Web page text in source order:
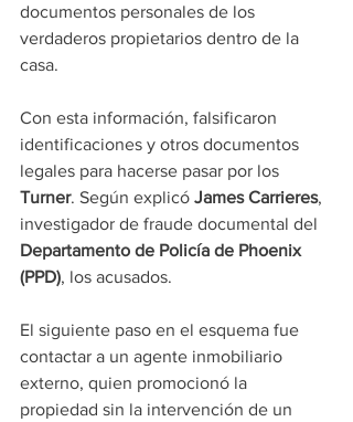
documentos personales de los
verdaderos propietarios dentro de la
casa.
Con esta información, falsificaron
identificaciones y otros documentos
legales para hacerse pasar por los
Turner. Según explicó James Carrieres,
investigador de fraude documental del
Departamento de Policía de Phoenix
(PPD), los acusados.
El siguiente paso en el esquema fue
contactar a un agente inmobiliario
externo, quien promocionó la
propiedad sin la intervención de un